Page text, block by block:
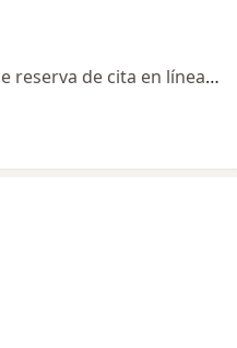
Este especialista no ofrece reserva de cita en línea en esta dirección.